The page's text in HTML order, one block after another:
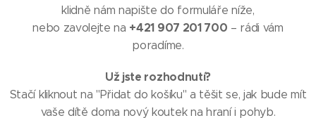
klidně nám napište do formuláře níže,
nebo zavolejte na +421 907 201 700 – rádi vám
poradíme.
Už jste rozhodnutí?
Stačí kliknout na "Přidat do košíku" a těšit se, jak bude mít
vaše dítě doma nový koutek na hraní i pohyb.